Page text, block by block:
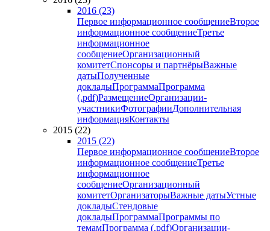
2016 (23)
Первое информационное сообщениеВторое
информационное сообщениеТретье
информационное
сообщениеОрганизационный
комитетСпонсоры и партнёрыВажные
датыПолученные
докладыПрограммаПрограмма
(.pdf)РазмещениеОрганизации-
участникиФотографииДополнительная
информацияКонтакты
2015 (22)
2015 (22)
Первое информационное сообщениеВторое
информационное сообщениеТретье
информационное
сообщениеОрганизационный
комитетОрганизаторыВажные датыУстные
докладыСтендовые
докладыПрограммаПрограммы по
темамПрограмма (.pdf)Организации-